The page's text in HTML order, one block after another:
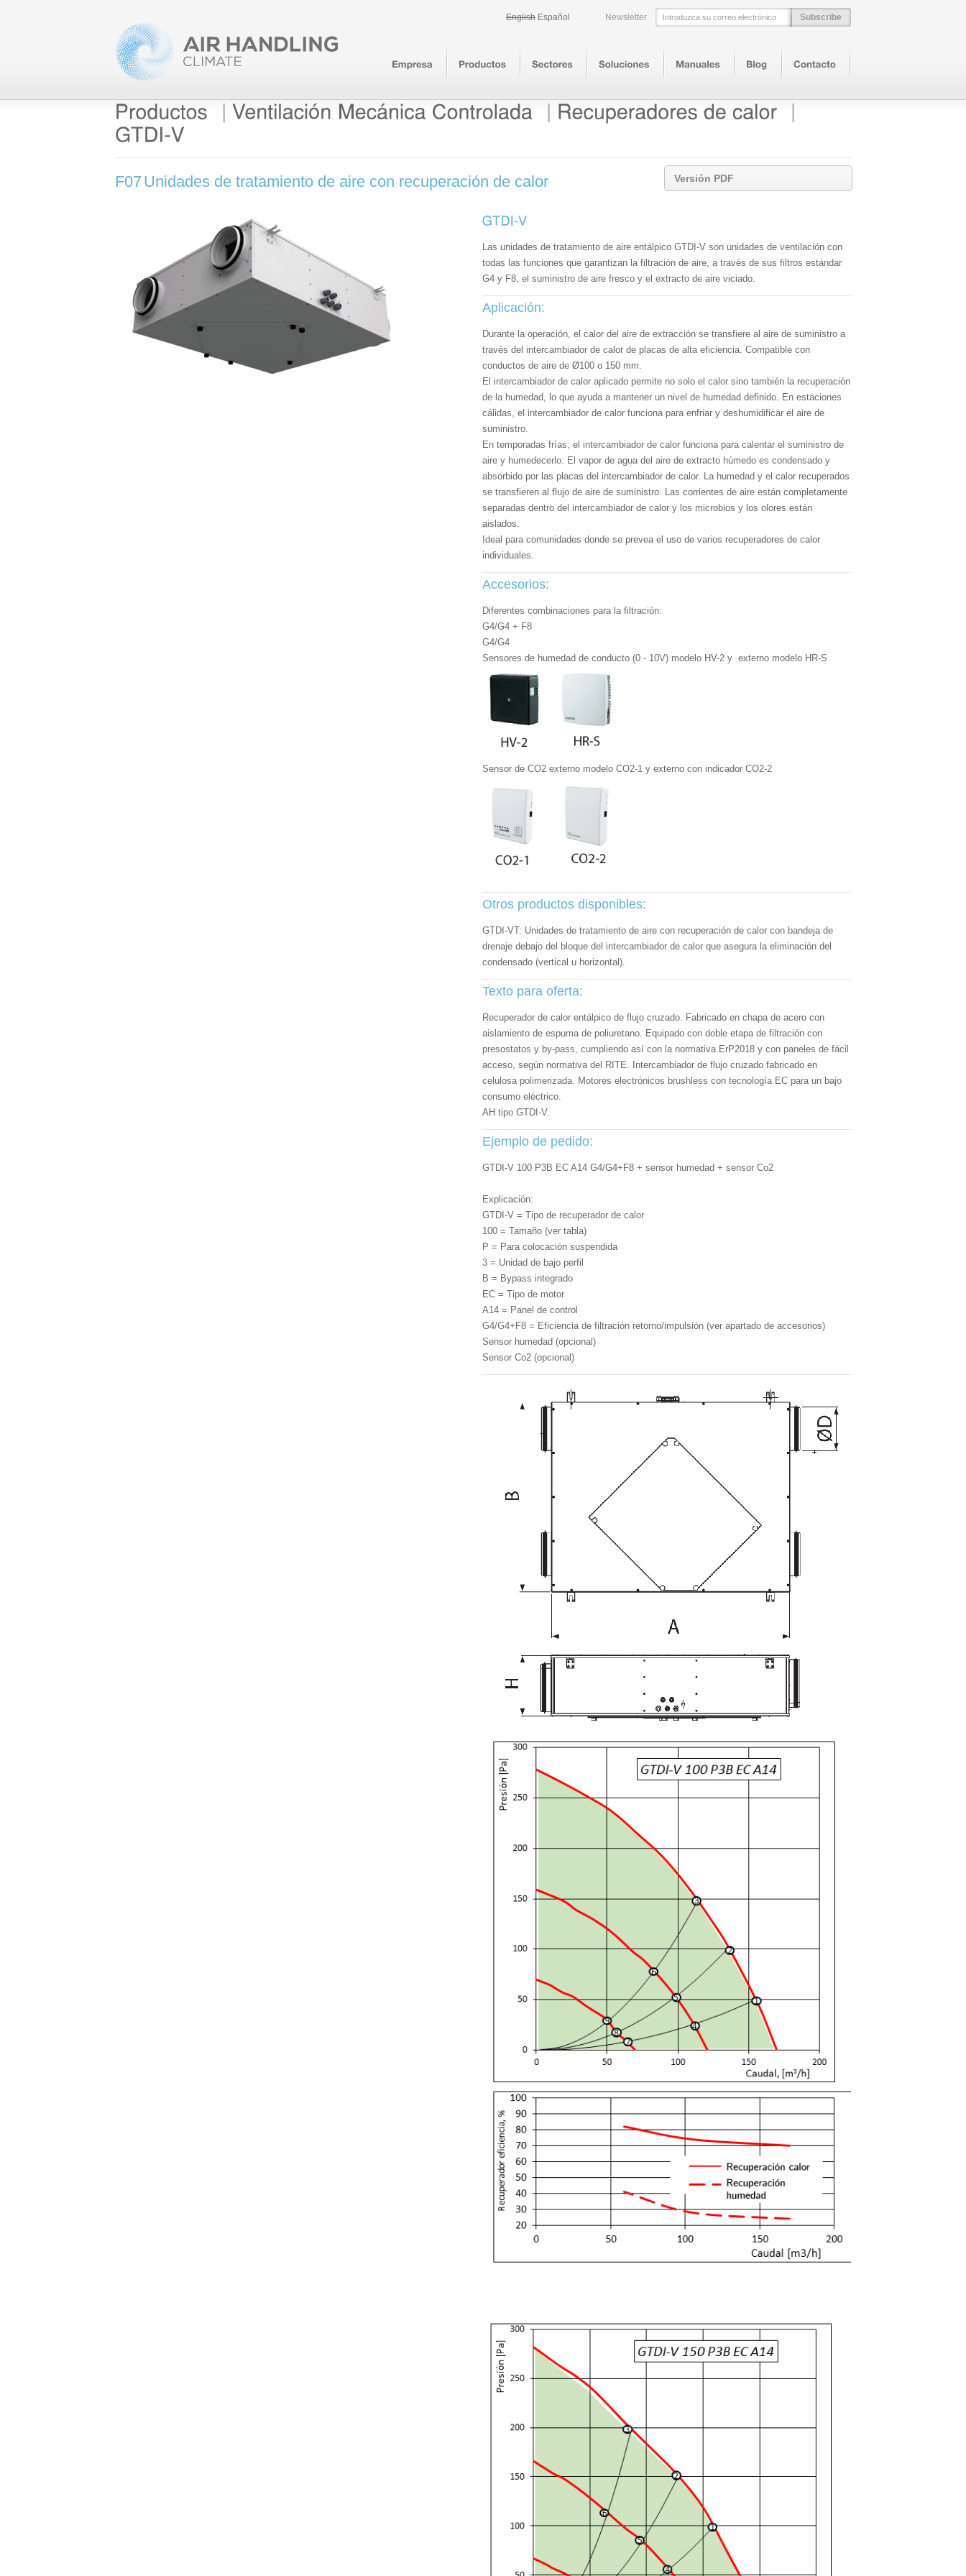
English Español Newsletter
| | |
Versión PDF
F07 Unidades de tratamiento de aire con recuperación de calor
Las unidades de tratamiento de aire entálpico GTDI-V son unidades de ventilación con
todas las funciones que garantizan la filtración de aire, a través de sus filtros estándar
G4 y F8, el suministro de aire fresco y el extracto de aire viciado.
Aplicación:
Durante la operación, el calor del aire de extracción se transfiere al aire de suministro a
través del intercambiador de calor de placas de alta eficiencia. Compatible con
conductos de aire de Ø100 o 150 mm.
El intercambiador de calor aplicado permite no solo el calor sino también la recuperación
de la humedad, lo que ayuda a mantener un nivel de humedad definido. En estaciones
cálidas, el intercambiador de calor funciona para enfriar y deshumidificar el aire de
suministro.
En temporadas frías, el intercambiador de calor funciona para calentar el suministro de
aire y humedecerlo. El vapor de agua del aire de extracto húmedo es condensado y
absorbido por las placas del intercambiador de calor. La humedad y el calor recuperados
se transfieren al flujo de aire de suministro. Las corrientes de aire están completamente
separadas dentro del intercambiador de calor y los microbios y los olores están
aislados.
Ideal para comunidades donde se prevea el uso de varios recuperadores de calor
individuales.
Accesorios:
Diferentes combinaciones para la filtración:
G4/G4 + F8
G4/G4
Sensores de humedad de conducto (0 - 10V) modelo HV-2 y externo modelo HR-S
Sensor de CO2 externo modelo CO2-1 y externo con indicador CO2-2
Otros productos disponibles:
GTDI-VT: Unidades de tratamiento de aire con recuperación de calor con bandeja de
drenaje debajo del bloque del intercambiador de calor que asegura la eliminación del
condensado (vertical u horizontal).
Texto para oferta:
Recuperador de calor entálpico de flujo cruzado. Fabricado en chapa de acero con
aislamiento de espuma de poliuretano. Equipado con doble etapa de filtración con
presostatos y by-pass, cumpliendo así con la normativa ErP2018 y con paneles de fácil
acceso, según normativa del RITE. Intercambiador de flujo cruzado fabricado en
celulosa polimerizada. Motores electrónicos brushless con tecnología EC para un bajo
consumo eléctrico.
AH tipo GTDI-V.
Ejemplo de pedido:
GTDI-V 100 P3B EC A14 G4/G4+F8 + sensor humedad + sensor Co2
Explicación:
GTDI-V = Tipo de recuperador de calor
100 = Tamaño (ver tabla)
P = Para colocación suspendida
3 = Unidad de bajo perfil
B = Bypass integrado
EC = Tipo de motor
A14 = Panel de control
G4/G4+F8 = Eficiencia de filtración retorno/impulsión (ver apartado de accesorios)
Sensor humedad (opcional)
Sensor Co2 (opcional)